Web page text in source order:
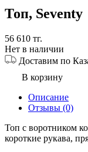
Топ, Seventy
56 610 тг.
Нет в наличии
Доставим по
В корзину
Описание
Отзывы (0)
Топ с воротником
короткие рукава,